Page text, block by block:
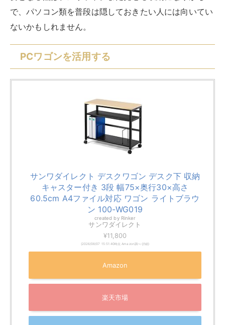
で、パソコン類を普段は隠しておきたい人には向いてい
ないかもしれません。
PCワゴンを活用する
サンワダイレクト デスクワゴン デスク下 収納
キャスター付き 3段 幅75×奥行30×高さ
60.5cm A4ファイル対応 ワゴン ライトブラウ
ン 100-WG019
created by Rinker
サンワダイレクト
¥11,800
(2026/08/07 15:51:40時点 Amazon調べ- 詳細)
Amazon
楽天市場